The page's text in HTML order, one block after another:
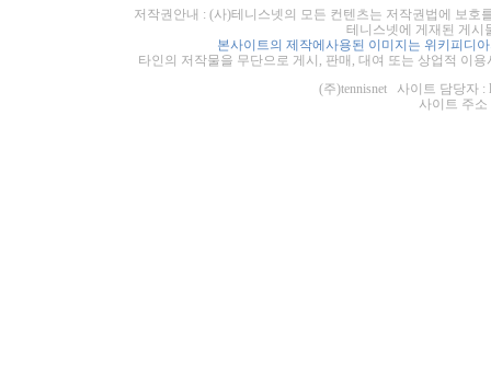
저작권안내 : (사)테니스넷의 모든 컨텐츠는 저작권법에 보
테니스넷에 게재된 게시
본사이트의 제작에사용된 이미지는 위키피디
타인의 저작물을 무단으로 게시, 판매, 대여 또는 상업적 이
(주)tennisnet 사이트 담당자 :
사이트 주